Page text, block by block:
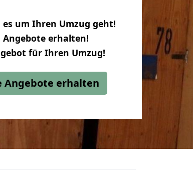
um Ihren Umzug geht!
erhalten!
für Ihren Umzug!
Angebote erhalten